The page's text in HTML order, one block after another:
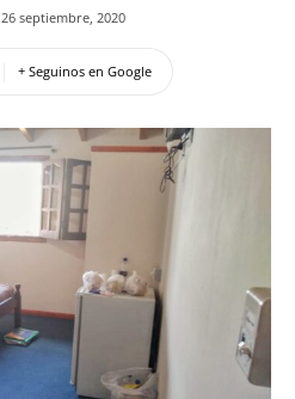
26 septiembre, 2020
+ Seguinos en Google